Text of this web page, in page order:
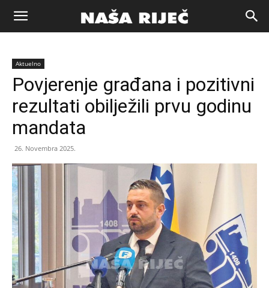
Naša
riječ
Aktuelno
Povjerenje građana i pozitivni
rezultati obilježili prvu godinu
mandata
26. Novembra 2025.